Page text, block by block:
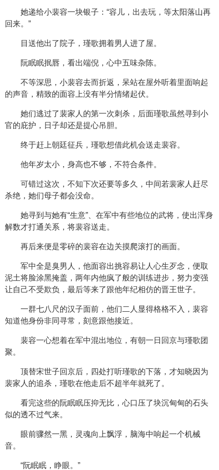
她递给小裴容一块银子：“容儿，出去玩，等太阳落山再
回来。”
目送他出了院子，瑾歌拥着男人进了屋。
阮眠眠抿唇，看出端倪，心中五味杂陈。
不等深思，小裴容去而折返，呆站在屋外听着里面响起
的声音，精致的面容上没有半分情绪起伏。
她们逃过了裴家人的第一次刺杀，后面瑾歌虽然寻到小
官的庇护，日子却还是提心吊胆。
终于赶上朝廷征兵，瑾歌想借此机会送走裴容。
他年岁太小，身高也不够，不符合条件。
可错过这次，不知下次还要等多久，中间若裴家人赶尽
杀绝，她们母子都会没命。
她寻到与她有“生意”、在军中有些地位的武将，使出浑身
解数才打通关系，将裴容送走。
再后来便是零碎的裴容在边关摸爬滚打的画面。
军中全是臭男人，他面容出挑容易让人心生歹念，便取
泥土将脸涂黑掩盖，两年内他疯了般的训练进步，努力变强
让自己不受欺负，最后等来了跟他年纪相仿的晋王世子。
一群七八尺的汉子面前，他们二人显得格格不入，裴容
知道他身份非同寻常，刻意跟他接近。
裴容一心想着在军中混出地位，有朝一日回京与瑾歌团
聚。
顶替宋世子回京后，四处打听瑾歌的下落，才知晓因为
裴家人的追杀，瑾歌在他走后不超半年就死了。
看完这些的阮眠眠压抑无比，心口压了块沉甸甸的石头
似的透不过气来。
眼前骤然一黑，灵魂向上飘浮，脑海中响起一个机械
音。
“阮眠眠，睁眼。”